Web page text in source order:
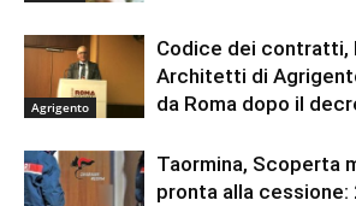
Agrigento
Codice dei contratti,
Architetti di
da Roma dopo il
Taormina, Scoperta
pronta alla cessione: